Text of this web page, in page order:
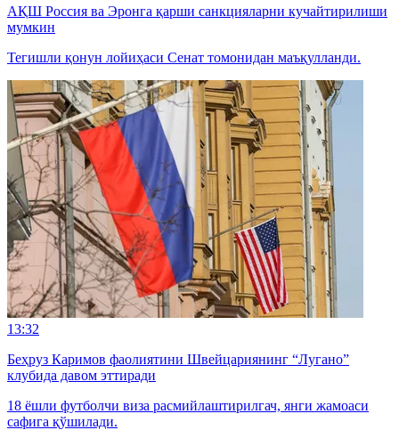
АҚШ Россия ва Эронга қарши санкцияларни кучайтирилиши
мумкин
Тегишли қонун лойиҳаси Сенат томонидан маъқулланди.
13:32
Беҳруз Каримов фаолиятини Швейцариянинг “Лугано”
клубида давом эттиради
18 ёшли футболчи виза расмийлаштирилгач, янги жамоаси
сафига қўшилади.